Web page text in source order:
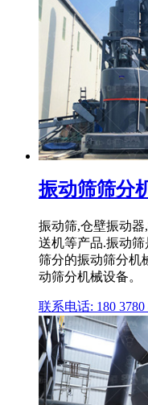
振动筛筛分
振动筛,仓壁振动
送机等产品.振动
筛分的振动筛分机
动筛分机械设备。
联系电话: 180 3780